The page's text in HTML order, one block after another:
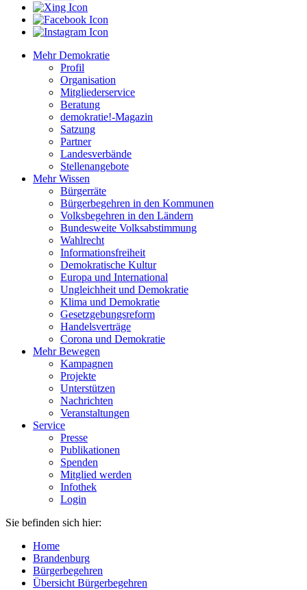
Mehr Demokratie
Profil
Organisation
Mitgliederservice
Beratung
demokratie!-Magazin
Satzung
Partner
Landesverbände
Stellenangebote
Mehr Wissen
Bürgerräte
Bürgerbegehren in den Kommunen
Volksbegehren in den Ländern
Bundesweite Volksabstimmung
Wahlrecht
Informationsfreiheit
Demokratische Kultur
Europa und International
Ungleichheit und Demokratie
Klima und Demokratie
Gesetzgebungsreform
Handelsverträge
Corona und Demokratie
Mehr Bewegen
Kampagnen
Projekte
Unterstützen
Nachrichten
Veranstaltungen
Service
Presse
Publikationen
Spenden
Mitglied werden
Infothek
Login
Sie befinden sich hier:
Home
Brandenburg
Bürgerbegehren
Übersicht Bürgerbegehren